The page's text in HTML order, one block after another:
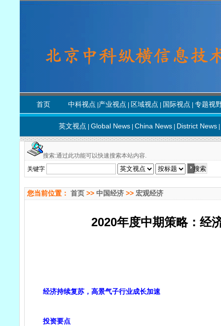
首页 中科视点 产业视点 区域视点 国际视点 专题视
英文视点 Global News China News District News
搜索:通过此功能可以快速搜索本站内容.
关键字
您当前位置： 首页 >> 中国经济 >> 宏观经济
2020年度中期策略：经
经济持续复苏，高景气子行业成长加速
投资要点